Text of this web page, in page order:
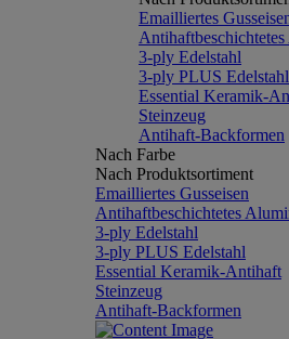
Emailliertes
3-ply Edelstahl
3-ply PLUS Edelstahl
Essential Keramik-
Steinzeug
Antihaft-Backformen
Nach Farbe
Nach Produktsortiment
Emailliertes Gusseisen
Antihaftbeschichtetes
3-ply Edelstahl
3-ply PLUS Edelstahl
Essential Keramik-Antihaft
Steinzeug
Antihaft-Backformen